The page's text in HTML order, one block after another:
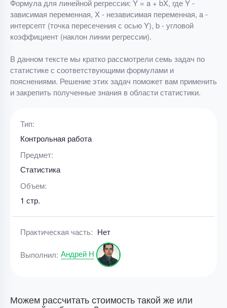
Формула для линейной регрессии: Y = a + bX, где Y -
зависимая переменная, X - независимая переменная, a -
интерсепт (точка пересечения с осью Y), b - угловой
коэффициент (наклон линии регрессии).
В данном тексте мы кратко рассмотрели семь задач по
статистике с соответствующими формулами и
пояснениями. Решение этих задач поможет вам применить
и закрепить полученные знания в области статистики.
Тип:
Контрольная работа
Предмет:
Статистика
Объем:
1 стр.
Практическая часть: Нет
Выполнил: Андрей Н
Можем рассчитать стоимость такой же или